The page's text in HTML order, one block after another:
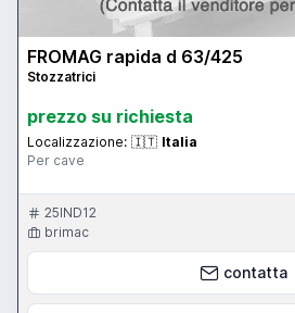
FROMAG rapida d 63/425
Stozzatrici
prezzo su richiesta
Localizzazione: 🇮🇹 Italia
Per cave
25IND12
brimac
contatta